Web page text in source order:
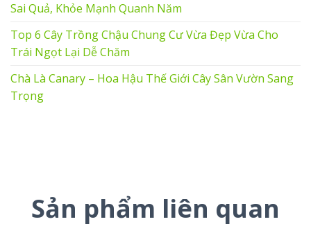
Sai Quả, Khỏe Mạnh Quanh Năm
Top 6 Cây Trồng Chậu Chung Cư Vừa Đẹp Vừa Cho
Trái Ngọt Lại Dễ Chăm
Chà Là Canary – Hoa Hậu Thế Giới Cây Sân Vườn Sang
Trọng
Sản phẩm liên quan